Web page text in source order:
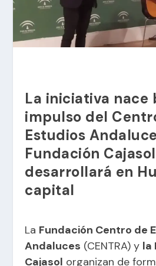
La iniciativa nace
impulso del
Estudios
Fundación
desarrollará en
capital
La Fundación Centro de
Andaluces (CENTRA) y la
Cajasol organizan de